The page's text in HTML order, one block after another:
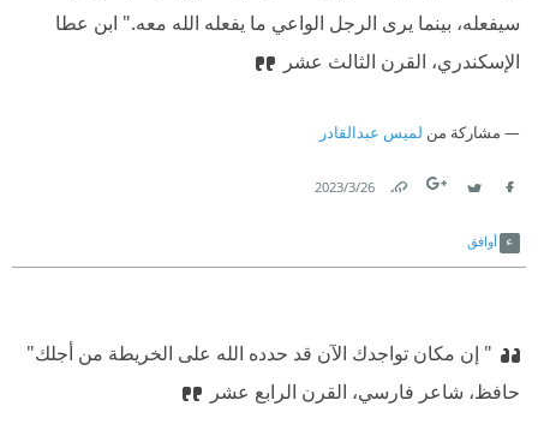
سيفعله، بينما يرى الرجل الواعي ما يفعله الله معه." ‫ ابن عطا
الإسكندري، القرن الثالث عشر
مشاركة من لميس عبدالقادر
26‏/3‏/2023
أوافق
" إن مكان تواجدك الآن قد حدده الله على الخريطة من أجلك"
حافظ، شاعر فارسي، القرن الرابع عشر